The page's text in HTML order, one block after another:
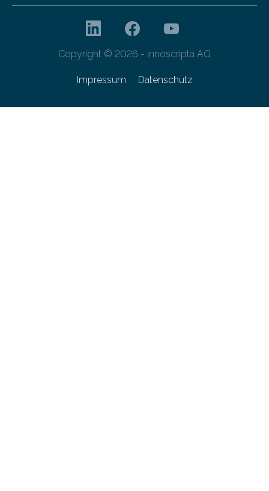
Copyright © 2026 - innoscripta AG
Impressum Datenschutz